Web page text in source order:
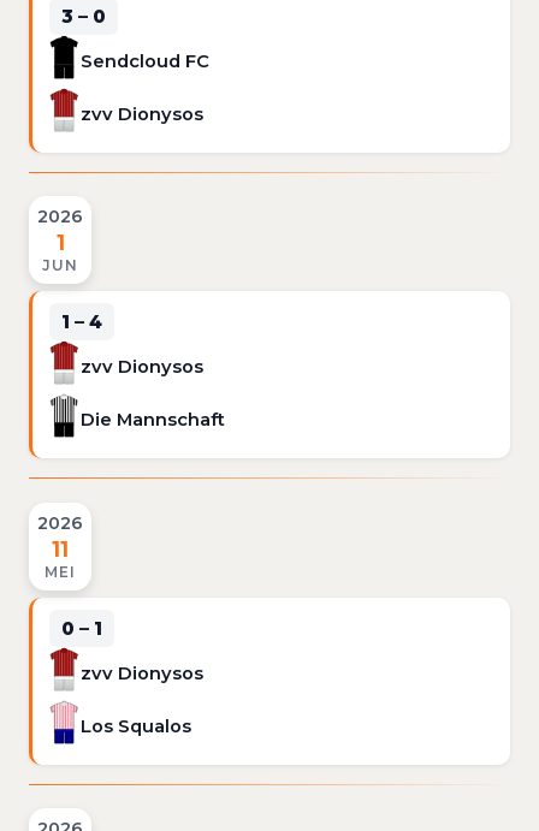
3 – 0
Sendcloud FC
zvv Dionysos
2026
1
JUN
1 – 4
zvv Dionysos
Die Mannschaft
2026
11
MEI
0 – 1
zvv Dionysos
Los Squalos